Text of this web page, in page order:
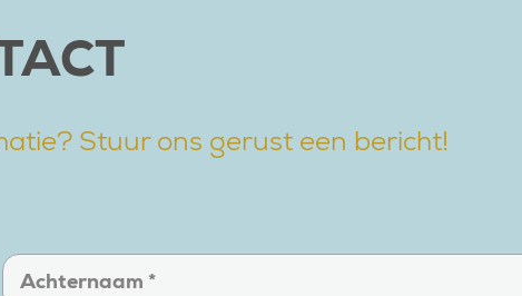
Stuur ons gerust een bericht!